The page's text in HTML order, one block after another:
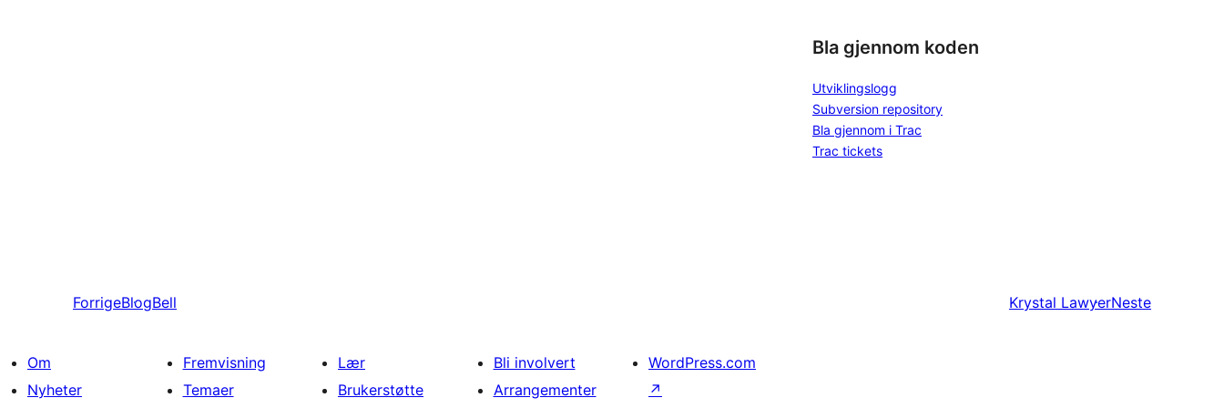
Bla gjennom koden
Utviklingslogg
Subversion repository
Bla gjennom i Trac
Trac tickets
ForrigeBlogBell Neste
Krystal Lawyer
Om
Nyheter
Fremvisning
Temaer
Lær
Brukerstøtte
Bli involvert
Arrangementer
WordPress.com
↗